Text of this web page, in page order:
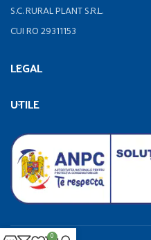
S.C. RURAL PLANT S.R.L.
CUI RO 29311153
LEGAL
UTILE
0